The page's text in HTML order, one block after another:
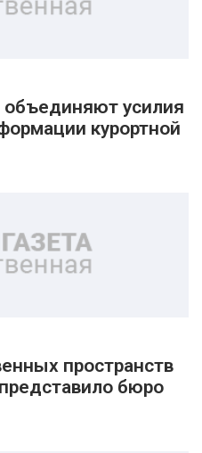
объединяют усилия
курортной
пространств
бюро